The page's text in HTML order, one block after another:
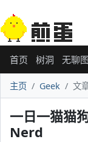
首页 树洞 无聊图
主页 Geek 文
一日一猫猫
Nerd